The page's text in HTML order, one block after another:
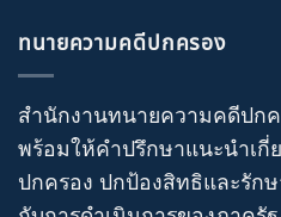
ทนายความคดีปกครอง
สำนักงานทนายความคดีปกค
พร้อมให้คำปรึกษาแนะนำเกี่
ปกครอง ปกป้องสิทธิและรัก